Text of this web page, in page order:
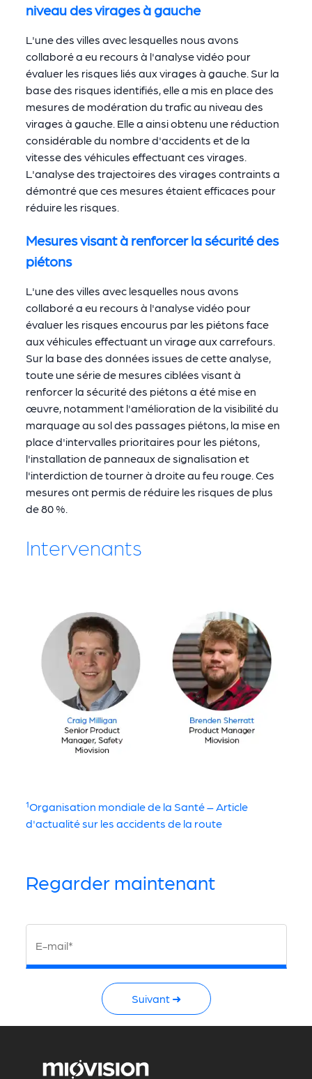
niveau des virages à gauche
L'une des villes avec lesquelles nous avons
collaboré a eu recours à l'analyse vidéo pour
évaluer les risques liés aux virages à gauche. Sur la
base des risques identifiés, elle a mis en place des
mesures de modération du trafic au niveau des
virages à gauche. Elle a ainsi obtenu une réduction
considérable du nombre d'accidents et de la
vitesse des véhicules effectuant ces virages.
L'analyse des trajectoires des virages contraints a
démontré que ces mesures étaient efficaces pour
réduire les risques.
Mesures visant à renforcer la sécurité des
piétons
L'une des villes avec lesquelles nous avons
collaboré a eu recours à l'analyse vidéo pour
évaluer les risques encourus par les piétons face
aux véhicules effectuant un virage aux carrefours.
Sur la base des données issues de cette analyse,
toute une série de mesures ciblées visant à
renforcer la sécurité des piétons a été mise en
œuvre, notamment l'amélioration de la visibilité du
marquage au sol des passages piétons, la mise en
place d'intervalles prioritaires pour les piétons,
l'installation de panneaux de signalisation et
l'interdiction de tourner à droite au feu rouge. Ces
mesures ont permis de réduire les risques de plus
de 80 %.
Intervenants
¹Organisation mondiale de la Santé – Article
d'actualité sur les accidents de la route
Regarder maintenant
E-mail*
Suivant ➜